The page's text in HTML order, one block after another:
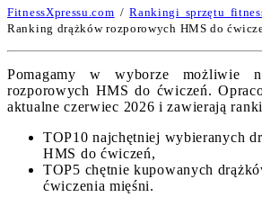
FitnessXpressu.com /Rankingi sprzętu
Ranking drążków rozporowych HMS do
Pomagamy w wyborze możliwie
rozporowych HMS do ćwiczeń.
aktualne czerwiec 2026 i zawierają
TOP10 najchętniej wybieranych
HMS do ćwiczeń,
TOP5 chętnie kupowanych
ćwiczenia mięśni.